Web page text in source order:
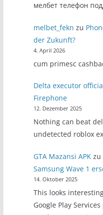
мелбет телефон
melbet_fekn zu
der Zukunft?
4. April 2026
cum primesc
Delta executor
Firephone
12. Dezember 2025
Nothing can beat
undetected roblox
GTA Mazansi APK zu
Samsung Wave 1
14. Oktober 2025
This looks
Google Play